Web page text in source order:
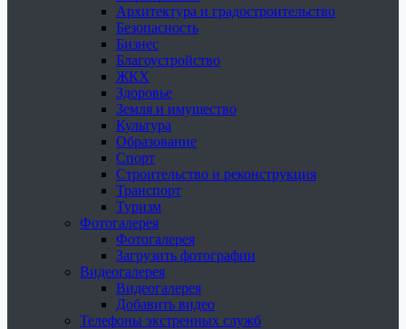
Архитектура и градостроительство
Безопасность
Бизнес
Благоустройство
ЖКХ
Здоровье
Земля и имущество
Культура
Образование
Спорт
Строительство и реконструкция
Транспорт
Туризм
Фотогалерея
Фотогалерея
Загрузить фотографии
Видеогалерея
Видеогалерея
Добавить видео
Телефоны экстренных служб